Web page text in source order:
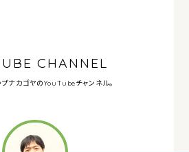
CHANNEL
プナカゴヤのYouTubeチャンネル。